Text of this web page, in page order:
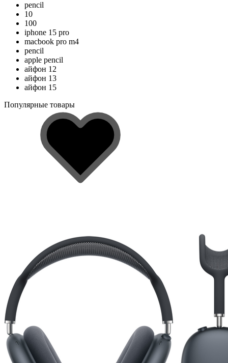
pencil
10
100
iphone 15 pro
macbook pro m4
pencil
apple pencil
айфон 12
айфон 13
айфон 15
Популярные товары